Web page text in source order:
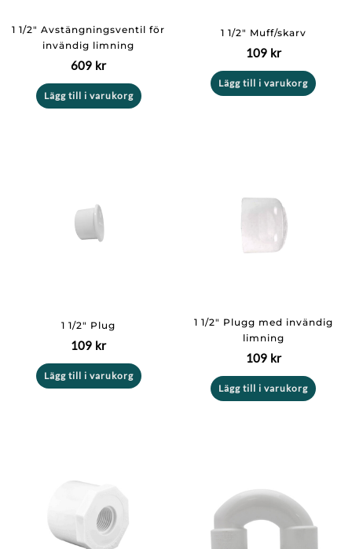
1 1/2″ Avstängningsventil för
invändig limning
609 kr
Lägg till i varukorg
1 1/2″ Muff/skarv
109 kr
Lägg till i varukorg
1 1/2″ Plug
109 kr
Lägg till i varukorg
1 1/2″ Plugg med invändig
limning
109 kr
Lägg till i varukorg